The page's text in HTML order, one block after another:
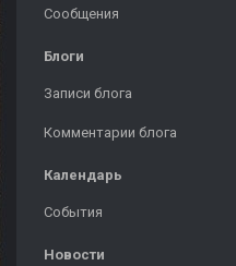
Сообщения
Блоги
Записи блога
Комментарии блога
Календарь
События
Новости